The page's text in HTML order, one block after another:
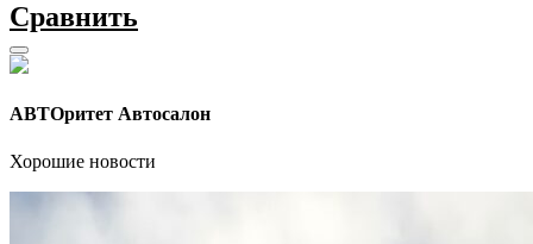
Сравнить
АВТОритет Автосалон
Хорошие новости